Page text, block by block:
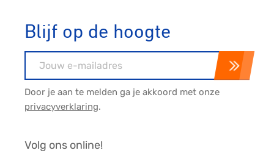
Blijf op de hoogte
Door je aan te melden ga je akkoord met onze
privacyverklaring.
Volg ons online!